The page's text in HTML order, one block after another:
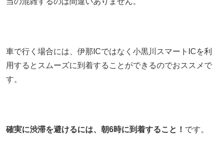
車で行く場合には、伊那ICではなく小黒川スマートICを利
用するとスムーズに到着することができるのでおススメで
す。
確実に渋滞を避けるには、朝6時に到着すること！ です。